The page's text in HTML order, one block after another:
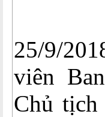
Tại
25/9/
viên
Chủ